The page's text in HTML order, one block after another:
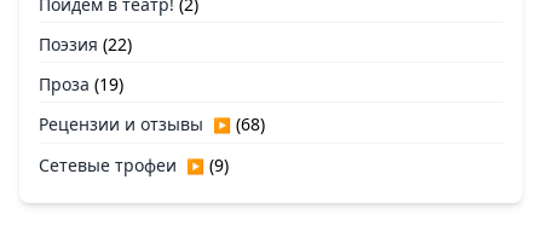
Поэзия (22)
Проза (19)
Рецензии и отзывы ▶ (68)
Сетевые трофеи ▶ (9)